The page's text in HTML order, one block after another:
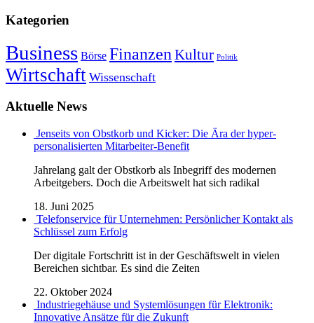
Kategorien
Business Börse Finanzen Kultur Politik
Wirtschaft Wissenschaft
Aktuelle News
Jenseits von Obstkorb und Kicker: Die Ära der hyper-
personalisierten Mitarbeiter-Benefit
Jahrelang galt der Obstkorb als Inbegriff des modernen
Arbeitgebers. Doch die Arbeitswelt hat sich radikal
18. Juni 2025
Telefonservice für Unternehmen: Persönlicher Kontakt als
Schlüssel zum Erfolg
Der digitale Fortschritt ist in der Geschäftswelt in vielen
Bereichen sichtbar. Es sind die Zeiten
22. Oktober 2024
Industriegehäuse und Systemlösungen für Elektronik:
Innovative Ansätze für die Zukunft